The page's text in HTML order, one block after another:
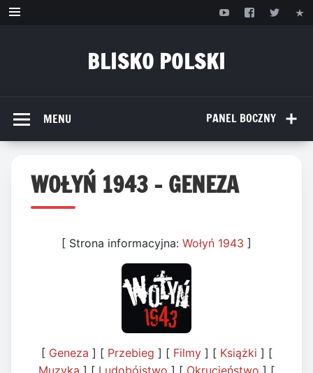
Przejdź
BLISKO POLSKI
PANEL BOCZNY
MENU
WOŁYŃ 1943 – GENEZA
[ Strona informacyjna: Wołyń 1943 ]
[ Geneza ] [ Przebieg ] [ Filmy] [ Książki ] [